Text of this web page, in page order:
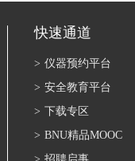
快速通道
> 仪器预约平台
> 安全教育平台
> 下载专区
> BNU精品MOOC